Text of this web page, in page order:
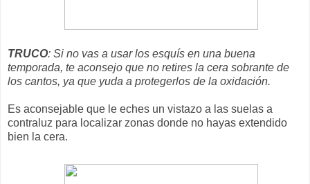
TRUCO: Si no vas a usar los esquís en una buena
temporada, te aconsejo que no retires la cera sobrante de
los cantos, ya que yuda a protegerlos de la oxidación.
Es aconsejable que le eches un vistazo a las suelas a
contraluz para localizar zonas donde no hayas extendido
bien la cera.